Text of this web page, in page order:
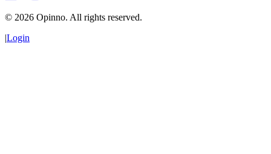
© 2026 Opinno. All rights reserved.
|Login